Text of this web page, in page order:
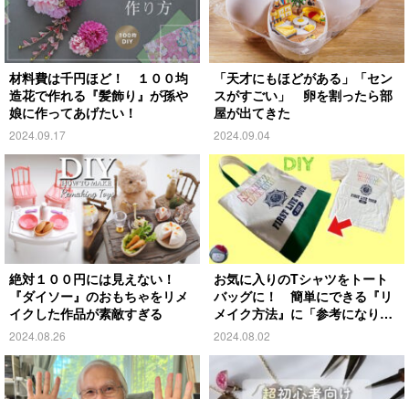
材料費は千円ほど！ １００均
造花で作れる『髪飾り』が孫や
娘に作ってあげたい！
2024.09.17
「天才にもほどがある」「セン
スがすごい」 卵を割ったら部
屋が出てきた
2024.09.04
絶対１００円には見えない！
『ダイソー』のおもちゃをリメ
イクした作品が素敵すぎる
2024.08.26
お気に入りのTシャツをトート
バッグに！ 簡単にできる『リ
メイク方法』に「参考になりま
す」
2024.08.02